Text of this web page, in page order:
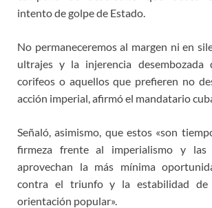
intento de golpe de Estado.
No permaneceremos al margen ni en
ultrajes y la injerencia desembozada
corifeos o aquellos que prefieren no
acción imperial, afirmó el mandatario
Señaló, asimismo, que estos «son
firmeza frente al imperialismo y las
aprovechan la más mínima
contra el triunfo y la estabilidad de
orientación popular».